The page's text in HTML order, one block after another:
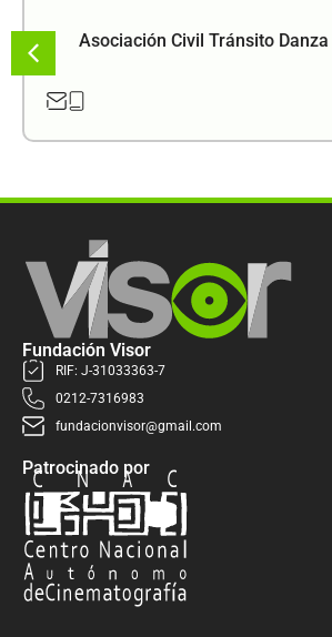
Asociación Civil Tránsito
Fundación Visor
RIF: J-31033363-7
0212-7316983
fundacionvisor@gmail.com
Patrocinado por